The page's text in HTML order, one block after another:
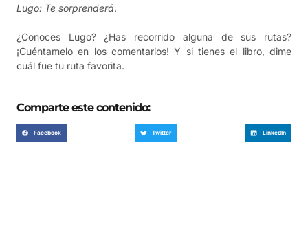
Lugo: Te sorprenderá.
¿Conoces Lugo? ¿Has recorrido alguna de sus rutas?
¡Cuéntamelo en los comentarios! Y si tienes el libro, dime
cuál fue tu ruta favorita.
Comparte este contenido:
Facebook Twitter LinkedIn